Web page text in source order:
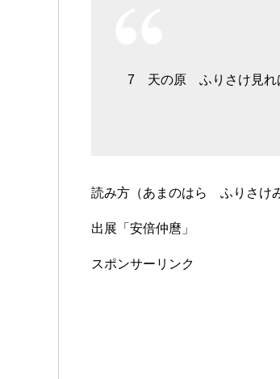
7 天の原 ふりさけ見れ
読み方（あまのはら ふりさけ
出展「安倍仲麿」
スポンサーリンク